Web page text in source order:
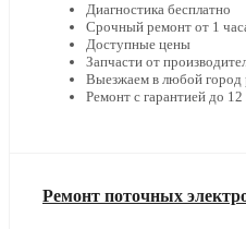
Диагностика бесплатно
Срочный ремонт от 1
Доступные цены
Запчасти от
Выезжаем в любой город
Ремонт с гарантией до 12
Ремонт поточных